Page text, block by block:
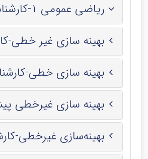
ریاضی عمومی ۱-کارشناسی
بهینه سازی غیر خطی-
بهینه سازی خطی-
بهینه سازی غیرخطی پیشرفته ۲-
بهینه‌سازی غیرخطی-